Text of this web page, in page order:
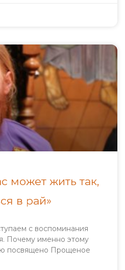
может жить так,
в рай»
с воспоминания
Почему именно этому
посвящено Прощеное